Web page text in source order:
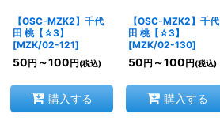
【OSC-MZK2】千代
田 桃【☆3】
[MZK/02-121]
50 円 ～100 円 (税込)
購入する
【OSC-MZK2】千代
田 桃【☆3】
[MZK/02-130]
50 円 ～100 円 (税込)
購入する